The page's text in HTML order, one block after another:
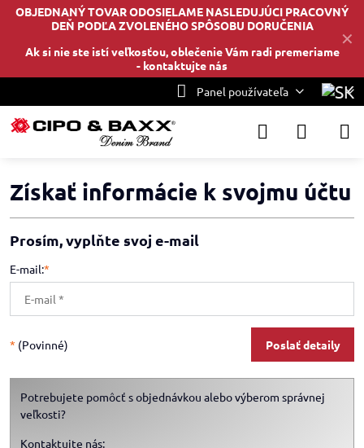
✕
OBJEDNANÝ TOVAR ODOSIELAME NASLEDUJÚCI PRACOVNÝ
DEŇ PODĽA ZVOLENÉHO SPÔSOBU DORUČENIA
Ak si nie ste istí veľkosťou, oblečenie Vám radi premeriame
- kontaktujte nás
Panel používateľa
Získať informácie k svojmu účtu
Prosím, vyplňte svoj e-mail
E-mail:*
* (Povinné) Poslať detaily
Potrebujete pomôcť s objednávkou alebo výberom správnej
veľkosti?
Kontaktujte nás: